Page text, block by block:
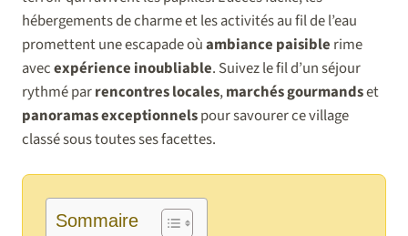
hébergements de charme et les activités au fil de l’eau
promettent une escapade oùambiance paisible rime
avecexpérience inoubliable. Suivez le fil d’un séjour
rythmé parrencontres locales,marchés gourmandset
panoramas exceptionnelspour savourer ce village
classé sous toutes ses facettes.
Sommaire